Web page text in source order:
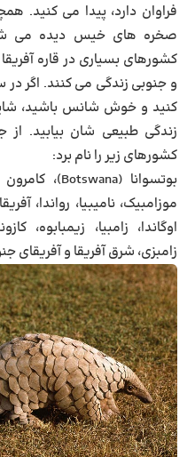
فراوان دارد، پیدا می کنید.
صخره های خیس دیده می
کشورهای بسیاری در قاره
و جنوبی زندگی می کنند. اگر
کنید و خوش شانس باشید،
زندگی طبیعی شان بیابید.
کشورهای زیر را نام برد:
موزامبیک، نامیبیا، رواندا،
اوگاندا، زامبیا، زیمبابوه،
زامبزی، شرق آفریقا و آفریقای